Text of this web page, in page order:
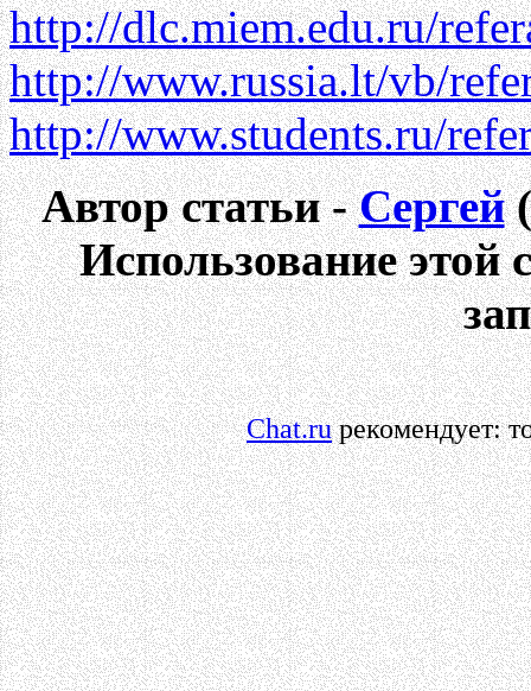
http://dlc.miem.edu.ru/
http://www.russia.lt/vb/
http://www.students.ru/
Автор статьи -Сергей(
Использование этой
Chat.ruрекомендует: